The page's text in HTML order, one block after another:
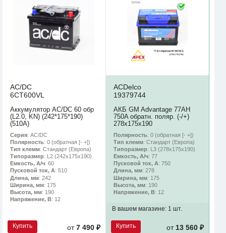
AC/DC
6CT600VL
Аккумулятор AC/DC 60 обр
(L2.0, KN) (242*175*190)
(510А)
Серия: AC/DC
Полярность: 0 (обратная [- +])
Тип клемм: Стандарт (Европа)
Типоразмер: L2 (242х175х190)
Емкость, А/ч: 60
Пусковой ток, А: 510
Длина, мм: 242
Ширина, мм: 175
Высота, мм: 190
Напряжение, В: 12
Купить от7 490 ₽
ACDelco
19379744
АКБ GM Advantage 77AH
750A обратн. поляр. (-/+)
278х175х190
Полярность: 0 (обратная [- +])
Тип клемм: Стандарт (Европа)
Типоразмер: L3 (278х175х190)
Емкость, А/ч: 77
Пусковой ток, А: 750
Длина, мм: 278
Ширина, мм: 175
Высота, мм: 190
Напряжение, В: 12
В вашем магазине: 1 шт.
Купить от 13 560 ₽